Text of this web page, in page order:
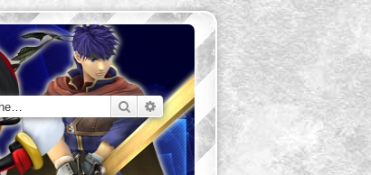
SucheErweiterte Suche